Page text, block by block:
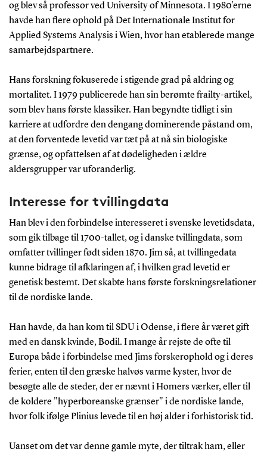
og blev så professor ved University of Minnesota. I 1980'erne
havde han flere ophold på Det Internationale Institut for
Applied Systems Analysis i Wien, hvor han etablerede mange
samarbejdspartnere.
Hans forskning fokuserede i stigende grad på aldring og
mortalitet. I 1979 publicerede han sin berømte frailty-artikel,
som blev hans første klassiker. Han begyndte tidligt i sin
karriere at udfordre den dengang dominerende påstand om,
at den forventede levetid var tæt på at nå sin biologiske
grænse, og opfattelsen af at dødeligheden i ældre
aldersgrupper var uforanderlig.
Interesse for tvillingdata
Han blev i den forbindelse interesseret i svenske levetidsdata,
som gik tilbage til 1700-tallet, og i danske tvillingdata, som
omfatter tvillinger født siden 1870. Jim så, at tvillingedata
kunne bidrage til afklaringen af, i hvilken grad levetid er
genetisk bestemt. Det skabte hans første forskningsrelationer
til de nordiske lande.
Han havde, da han kom til SDU i Odense, i flere år været gift
med en dansk kvinde, Bodil. I mange år rejste de ofte til
Europa både i forbindelse med Jims forskerophold og i deres
ferier, enten til den græske halvøs varme kyster, hvor de
besøgte alle de steder, der er nævnt i Homers værker, eller til
de koldere "hyperboreanske grænser" i de nordiske lande,
hvor folk ifølge Plinius levede til en høj alder i forhistorisk tid.
Uanset om det var denne gamle myte, der tiltrak ham, eller